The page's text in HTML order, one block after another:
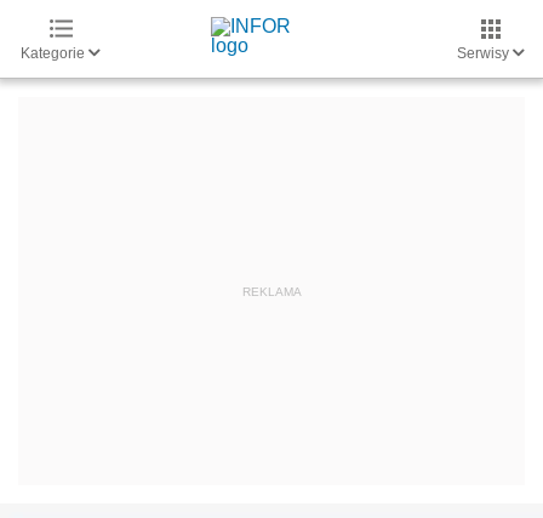
Kategorie Serwisy